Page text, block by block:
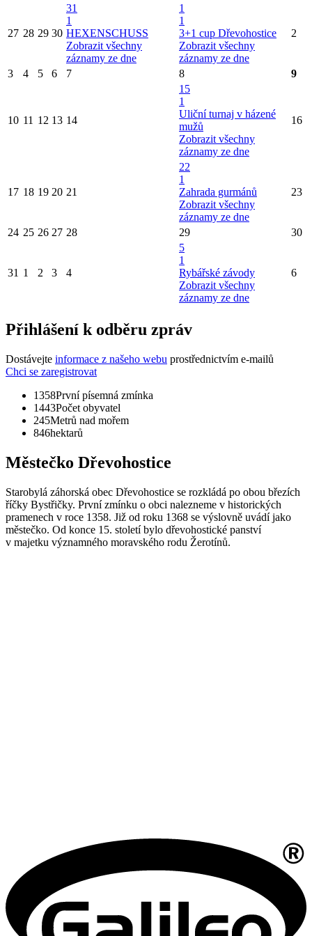
27 28 29 30
31
1
HEXENSCHUSS
Zobrazit všechny
záznamy ze dne
1
1
3+1 cup Dřevohostice
Zobrazit všechny
záznamy ze dne
2
3 4 5 6 7 8 9
10 11 12 13 14
15
1
Uliční turnaj v házené
mužů
Zobrazit všechny
záznamy ze dne
16
17 18 19 20 21
22
1
Zahrada gurmánů
Zobrazit všechny
záznamy ze dne
23
24 25 26 27 28 29 30
31 1 2 3 4
5
1
Rybářské závody
Zobrazit všechny
záznamy ze dne
6
Přihlášení k odběru zpráv
Dostávejte informace z našeho webu prostřednictvím e-mailů
Chci se zaregistrovat
1358První písemná zmínka
1443Počet obyvatel
245Metrů nad mořem
846hektarů
Městečko Dřevohostice
Starobylá záhorská obec Dřevohostice se rozkládá po obou březích
říčky Bystřičky. První zmínku o obci nalezneme v historických
pramenech v roce 1358. Již od roku 1368 se výslovně uvádí jako
městečko. Od konce 15. století bylo dřevohostické panství
v majetku významného moravského rodu Žerotínů.